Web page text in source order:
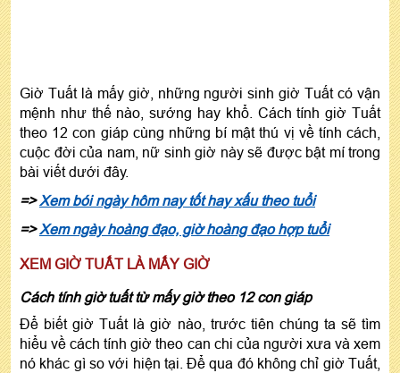
Giờ Tuất là mấy giờ, những người sinh giờ Tuất có vận
mệnh như thế nào, sướng hay khổ. Cách tính giờ Tuất
theo 12 con giáp cùng những bí mật thú vị về tính cách,
cuộc đời của nam, nữ sinh giờ này sẽ được bật mí trong
bài viết dưới đây.
=>Xem bói ngày hôm nay tốt hay xấu theo tuổi
=>Xem ngày hoàng đạo, giờ hoàng đạo hợp tuổi
XEM GIỜ TUẤT LÀ MẤY GIỜ
Cách tính giờ tuất từ mấy giờ theo 12 con giáp
Để biết giờ Tuất là giờ nào, trước tiên chúng ta sẽ tìm
hiểu về cách tính giờ theo can chi của người xưa và xem
nó khác gì so với hiện tại. Để qua đó không chỉ giờ Tuất,